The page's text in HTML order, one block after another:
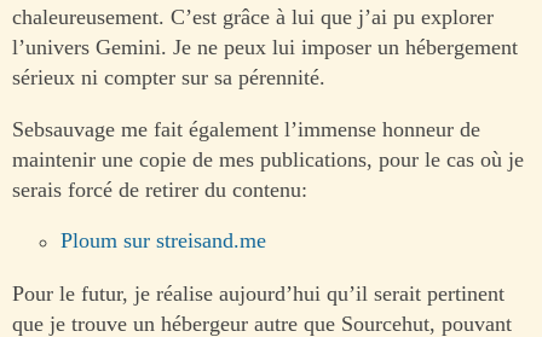
chaleureusement. C’est grâce à lui que j’ai pu explorer
l’univers Gemini. Je ne peux lui imposer un hébergement
sérieux ni compter sur sa pérennité.
Sebsauvage me fait également l’immense honneur de
maintenir une copie de mes publications, pour le cas où je
serais forcé de retirer du contenu:
Ploum sur streisand.me
Pour le futur, je réalise aujourd’hui qu’il serait pertinent
que je trouve un hébergeur autre que Sourcehut, pouvant